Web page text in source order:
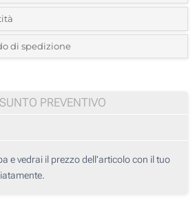
stampa e il colore del vostro logo:
di spedizione
PREVENTIVO
e vedrai il prezzo dell'articolo con il tuo